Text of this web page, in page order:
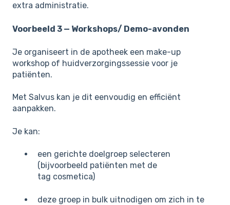
extra administratie.
Voorbeeld 3 — Workshops/ Demo-avonden
Je organiseert in de apotheek een make-up
workshop of huidverzorgingssessie voor je
patiënten.
Met Salvus kan je dit eenvoudig en efficiënt
aanpakken.
Je kan:
een gerichte doelgroep selecteren
(bijvoorbeeld patiënten met de
tag cosmetica)
deze groep in bulk uitnodigen om zich in te